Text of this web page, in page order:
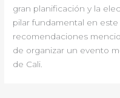
gran planificación y la
pilar fundamental en
recomendaciones
de organizar un evento
de Cali.